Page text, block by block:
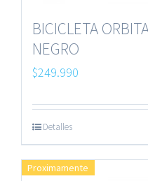
BICICLETA
NEGRO
$249.990
Detalles
Proximamente